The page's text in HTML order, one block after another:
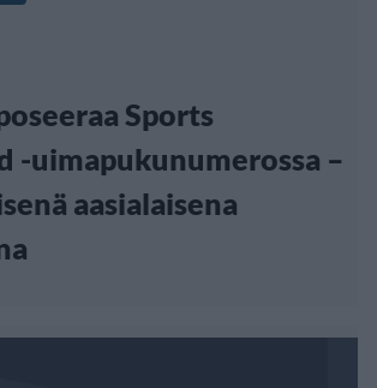
Sports
-uimapukunumerossa –
aasialaisena